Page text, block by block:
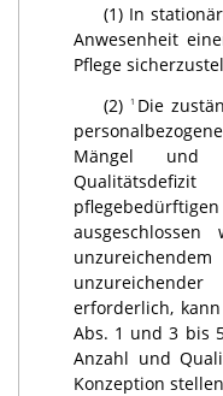
(1) In
Anwesenheit
Pflege
(2)
1 Die
Mängel und
erforderlich,
Abs. 1 und 3 bis
Anzahl und
Konzeption